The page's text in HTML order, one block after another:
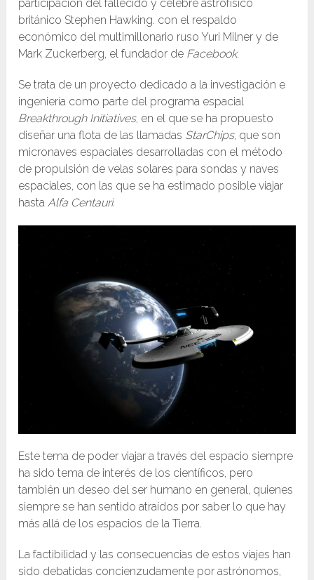
participación del fallecido y célebre astrofísico
británico Stephen Hawking. con el respaldo
económico del multimillonario ruso Yuri Milner y de
Mark Zuckerberg, el fundador de Facebook.
Se trata de un proyecto dedicado a la investigación e
ingeniería como parte del programa espacial
Breakthrough Initiatives, en el que se ha propuesto
diseñar una flota de las llamadas StarChips, que son
micronaves espaciales desarrolladas con el método
de propulsión de velas solares para sondas y naves
espaciales, con las que se ha estimado posible viajar
hastaAlfa Centauri.
Este tema de poder viajar a través del espacio siempre
ha sido tema de interés de los científicos, pero
también un deseo del ser humano en general, quienes
siempre se han sentido atraídos por saber lo que hay
más allá de los espacios de la Tierra.
La factibilidad y las consecuencias de estos viajes han
sido debatidas concienzudamente por astrónomos,